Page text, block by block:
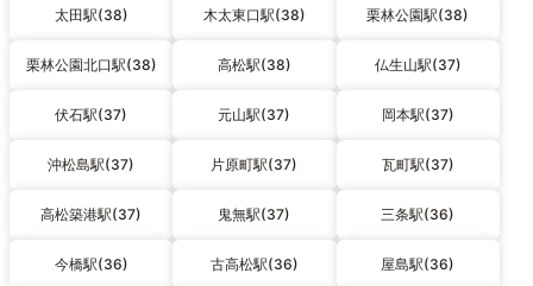
太田駅(38) 木太東口駅(38) 栗林公園駅(38)
栗林公園北口駅(38) 高松駅(38) 仏生山駅(37)
伏石駅(37) 元山駅(37) 岡本駅(37)
沖松島駅(37) 片原町駅(37) 瓦町駅(37)
高松築港駅(37) 鬼無駅(37) 三条駅(36)
今橋駅(36) 古高松駅(36) 屋島駅(36)